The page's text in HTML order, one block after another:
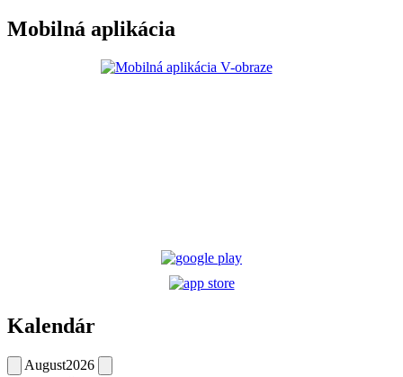
Mobilná aplikácia
Kalendár
August2026